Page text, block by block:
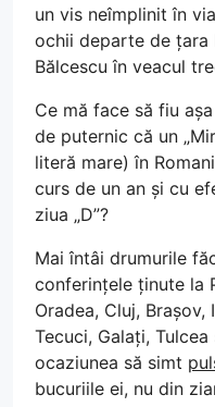
un vis neîmplinit în
ochii departe de țara
Bălcescu în veacul
Ce mă face să fiu
de puternic că un
literă mare) în
curs de un an și cu
ziua „D”?
Mai întâi drumurile
conferințele ținute la
Oradea, Cluj, Brașov,
Tecuci, Galați,
ocaziunea să simt
bucuriile ei, nu din